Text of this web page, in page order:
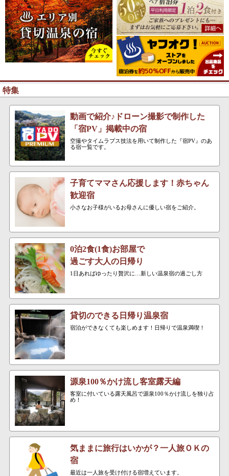
特集
動画で紹介♪ドローン撮影で制作した
「宿PV」掲載中の宿
空撮やタイムラプス技法を用いて制作した『宿PV』のあ
る宿一覧です。
子育てママさん応援します！赤ちゃん
歓迎宿
小さなお子様がいるお母さんに優しい宿をご紹介。
0泊2食(1食)お部屋で
過ごす大人の日帰り
1日あればゆったり贅沢に…新しい温泉宿の過ごし方
貸切のできる日帰り温泉宿
宿泊ができなくても楽しめます！日帰りで温泉満喫！
源泉100％かけ流し客室露天編
客室に付いている露天風呂で源泉100％かけ流しを独り占
め！
気ままに旅行はいかが？一人旅ＯＫの
宿
最近は一人旅を受け付ける宿増えています。